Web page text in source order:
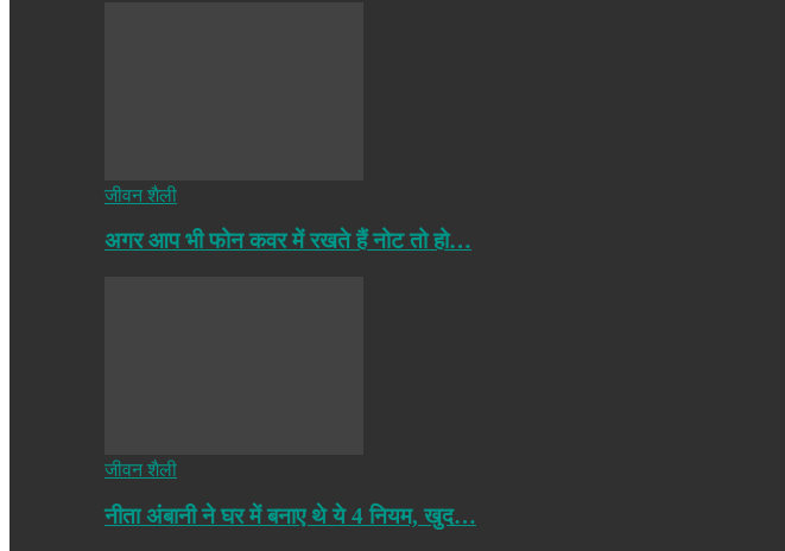
जीवन शैली
अगर आप भी फोन कवर में रखते हैं नोट तो हो…
जीवन शैली
नीता अंबानी ने घर में बनाए थे ये 4 नियम, खुद…